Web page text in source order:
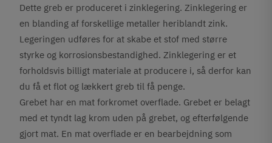
Dette greb er produceret i zinklegering. Zinklegering er
en blanding af forskellige metaller heriblandt zink.
Legeringen udføres for at skabe et stof med større
styrke og korrosionsbestandighed. Zinklegering er et
forholdsvis billigt materiale at producere i, så derfor kan
du få et flot og lækkert greb til få penge.
Grebet har en mat forkromet overflade. Grebet er belagt
med et tyndt lag krom uden på grebet, og efterfølgende
gjort mat. En mat overflade er en bearbejdning som